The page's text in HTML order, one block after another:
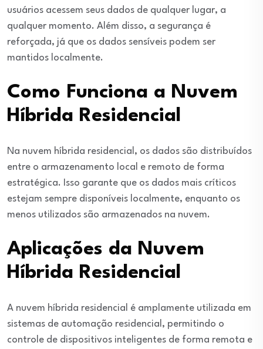
usuários acessem seus dados de qualquer lugar, a
qualquer momento. Além disso, a segurança é
reforçada, já que os dados sensíveis podem ser
mantidos localmente.
Como Funciona a Nuvem
Híbrida Residencial
Na nuvem híbrida residencial, os dados são distribuídos
entre o armazenamento local e remoto de forma
estratégica. Isso garante que os dados mais críticos
estejam sempre disponíveis localmente, enquanto os
menos utilizados são armazenados na nuvem.
Aplicações da Nuvem
Híbrida Residencial
A nuvem híbrida residencial é amplamente utilizada em
sistemas de automação residencial, permitindo o
controle de dispositivos inteligentes de forma remota e